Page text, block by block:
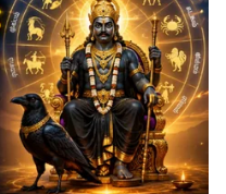
அதனால சில
பனை மரங்கள்